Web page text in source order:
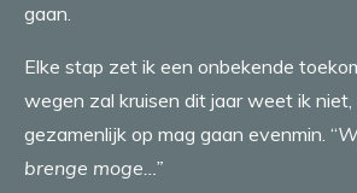
gaan.
Elke stap zet ik een onbekende
wegen zal kruisen dit jaar weet ik
gezamenlijk op mag gaan evenmin. “
brenge moge…”